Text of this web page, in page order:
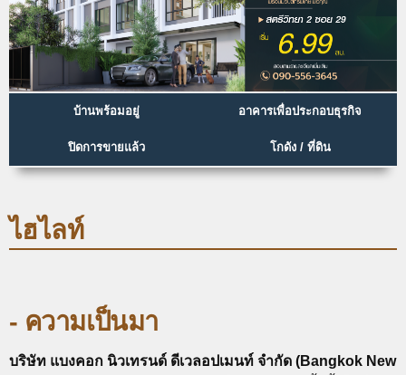
บ้านพร้อมอยู่ อาคารเพื่อประกอบธุรกิจ
ปิดการขายแล้ว โกดัง / ที่ดิน
ไฮไลท์
- ความเป็นมา
บริษัท แบงคอก นิวเทรนด์ ดีเวลอปเมนท์ จำกัด (Bangkok New